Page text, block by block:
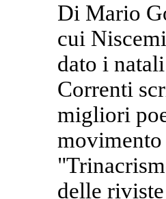
Di Mario
cui
dato i
Correnti
migliori
delle